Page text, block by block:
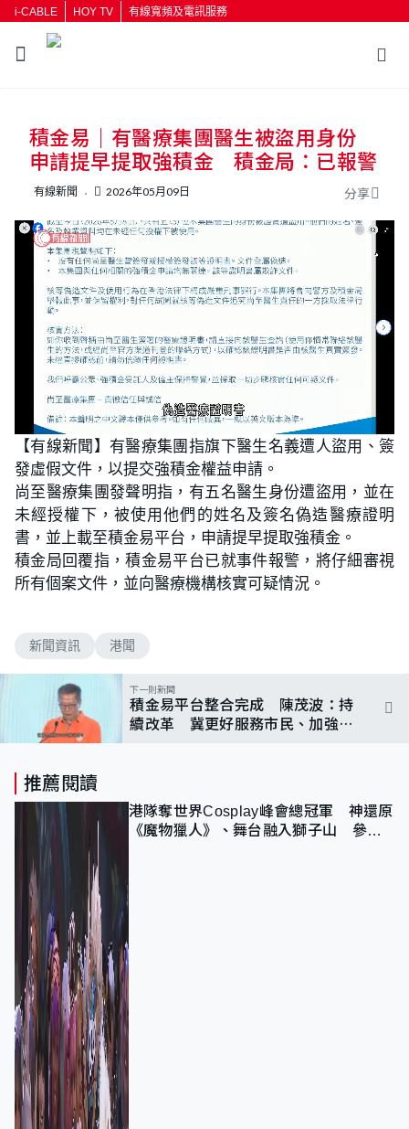
i-CABLE HOY TV 有線寬頻及電訊服務
按輸入鍵開始搜尋
積金易｜有醫療集團醫生被盜用身份
申請提早提取強積金 積金局：已報警
有線新聞 2026年05月09日 分享
U
m
t
e
L
a
d
e
d
:
7
9
.
4
1
%
【有線新聞】有醫療集團指旗下醫生名義遭人盜用、簽
發虛假文件，以提交強積金權益申請。
尚至醫療集團發聲明指，有五名醫生身份遭盜用，並在
未經授權下，被使用他們的姓名及簽名偽造醫療證明
書，並上載至積金易平台，申請提早提取強積金。
積金局回覆指，積金易平台已就事件報警，將仔細審視
所有個案文件，並向醫療機構核實可疑情況。
新聞資訊 港聞
下一則新聞
積金易平台整合完成 陳茂波：持
續改革 冀更好服務市民、加強退
推薦閱讀
港隊奪世界Cosplay峰會總冠軍 神還原
《魔物獵人》、舞台融入獅子山 參賽